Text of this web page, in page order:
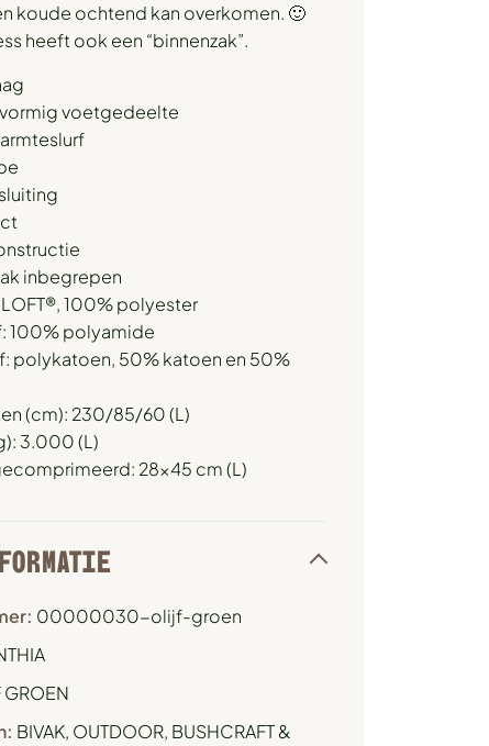
koude ochtend kan overkomen. 🙂
heeft ook een “binnenzak”.
voetgedeelte
inbegrepen
100% polyester
100% polyamide
polykatoen, 50% katoen en 50%
(cm): 230/85/60 (L)
3.000 (L)
28×45 cm (L)
00000030-olijf-groen
GROEN
BIVAK, OUTDOOR, BUSHCRAFT &